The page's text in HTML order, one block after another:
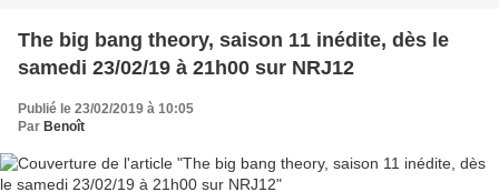
The big bang theory, saison 11 inédite, dès le
samedi 23/02/19 à 21h00 sur NRJ12
Publié le 23/02/2019 à 10:05
Par Benoît